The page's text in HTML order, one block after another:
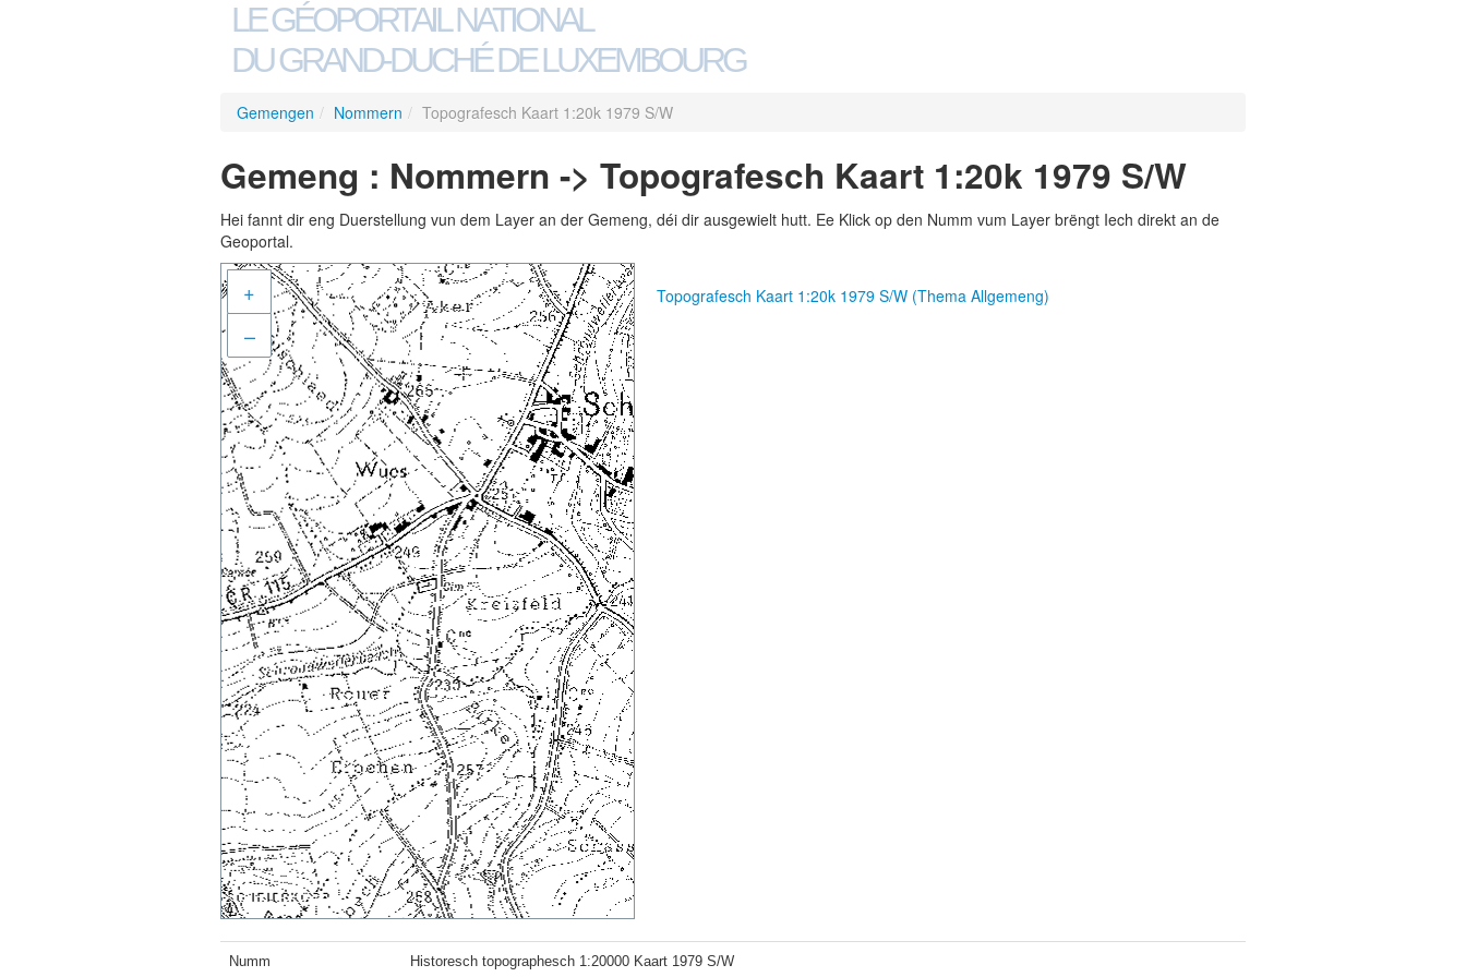
LE GÉOPORTAIL NATIONAL
DU GRAND-DUCHÉ DE LUXEMBOURG
Gemengen / Nommern / Topografesch Kaart 1:20k 1979 S/W
Gemeng : Nommern -> Topografesch Kaart 1:20k 1979 S/W
Hei fannt dir eng Duerstellung vun dem Layer an der Gemeng, déi dir ausgewielt hutt. Ee Klick op den Numm vum Layer brëngt Iech direkt an de
Geoportal.
+
–
Topografesch Kaart 1:20k 1979 S/W (Thema Allgemeng)
Numm Historesch topographesch 1:20000 Kaart 1979 S/W